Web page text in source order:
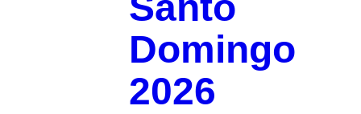
Domingo
2026